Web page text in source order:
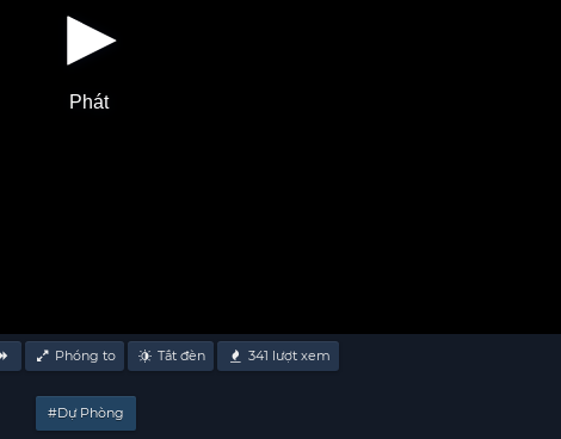
Phát
Phóng to Tắt đèn 341 lượt xem
#Dự Phòng